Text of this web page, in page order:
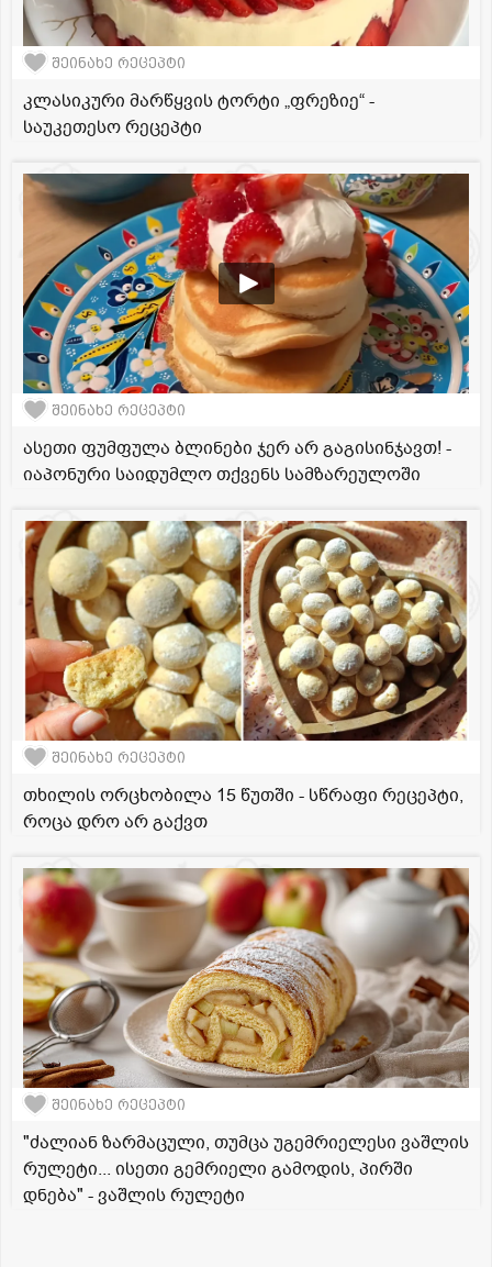
შეინახე რეცეპტი
კლასიკური მარწყვის ტორტი „ფრეზიე“ -
საუკეთესო რეცეპტი
შეინახე რეცეპტი
ასეთი ფუმფულა ბლინები ჯერ არ გაგისინჯავთ! -
იაპონური საიდუმლო თქვენს სამზარეულოში
შეინახე რეცეპტი
თხილის ორცხობილა 15 წუთში - სწრაფი რეცეპტი,
როცა დრო არ გაქვთ
შეინახე რეცეპტი
"ძალიან ზარმაცული, თუმცა უგემრიელესი ვაშლის
რულეტი... ისეთი გემრიელი გამოდის, პირში
დნება" - ვაშლის რულეტი